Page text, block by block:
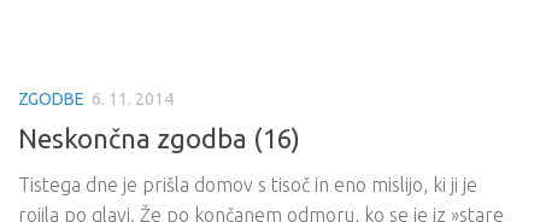
ZGODBE 6. 11. 2014
Neskončna zgodba (16)
Tistega dne je prišla domov s tisoč in eno mislijo, ki ji je
rojila po glavi. Že po končanem odmoru, ko se je iz »stare